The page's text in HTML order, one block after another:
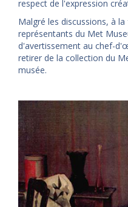
respect de l'expression
Malgré les discussions, à
représentants du Met
d'avertissement au chef-
retirer de la collection du
musée.